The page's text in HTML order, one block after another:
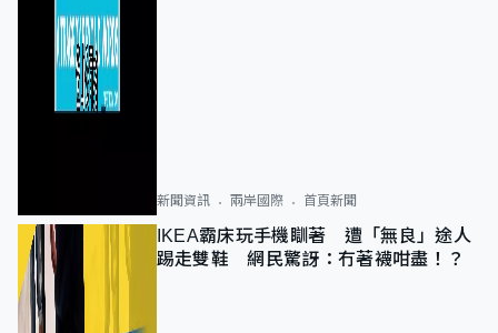
新聞資訊 兩岸國際 首頁新聞
IKEA霸床玩手機瞓著 遭「無良」途人
踢走雙鞋 網民驚訝：冇著襪咁盡！？